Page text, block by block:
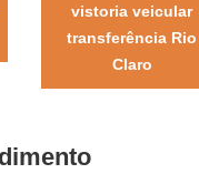
vistoria veicular
transferência Rio
Claro